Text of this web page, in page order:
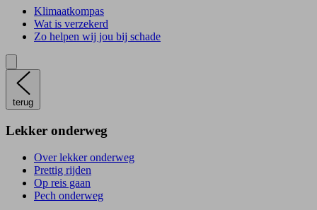
Klimaatkompas
Wat is verzekerd
Zo helpen wij jou bij schade
terug
Lekker onderweg
Over lekker onderweg
Prettig rijden
Op reis gaan
Pech onderweg